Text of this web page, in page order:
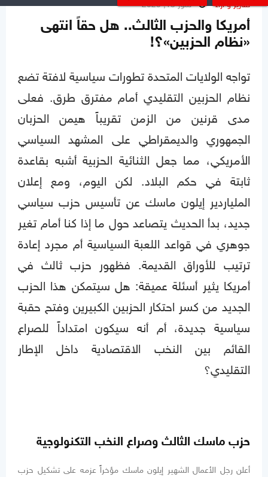
تقارير و آراء تموز 13, 2025
أمريكا والحزب الثالث.. هل حقاً انتهى
«نظام الحزبين»؟!
تواجه الولايات المتحدة تطورات سياسية لافتة تضع
نظام الحزبين التقليدي أمام مفترق طرق. فعلى
مدى قرنين من الزمن تقريباً هيمن الحزبان
الجمهوري والديمقراطي على المشهد السياسي
الأمريكي، مما جعل الثنائية الحزبية أشبه بقاعدة
ثابتة في حكم البلاد. لكن اليوم، ومع إعلان
الملياردير إيلون ماسك عن تأسيس حزب سياسي
جديد، بدأ الحديث يتصاعد حول ما إذا كنا أمام تغير
جوهري في قواعد اللعبة السياسية أم مجرد إعادة
ترتيب للأوراق القديمة. فظهور حزب ثالث في
أمريكا يثير أسئلة عميقة: هل سيتمكن هذا الحزب
الجديد من كسر احتكار الحزبين الكبيرين وفتح حقبة
سياسية جديدة، أم أنه سيكون امتداداً للصراع
القائم بين النخب الاقتصادية داخل الإطار
التقليدي؟
حزب ماسك الثالث وصراع النخب التكنولوجية
أعلن رجل الأعمال الشهير إيلون ماسك مؤخراً عزمه على تشكيل حزب